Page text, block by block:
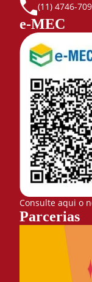
(11) 4746-
e-MEC
Consulte aqui o
Parcerias